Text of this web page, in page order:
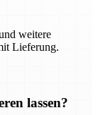
weitere
Lieferung.
lassen?